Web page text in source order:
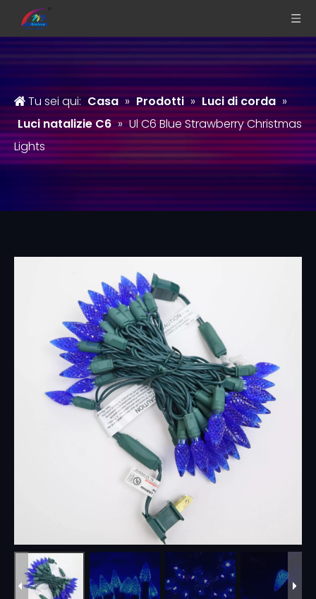
Tu sei qui: Casa » Prodotti » Luci di corda »
Luci natalizie C6 » Ul C6 Blue Strawberry Christmas
Lights